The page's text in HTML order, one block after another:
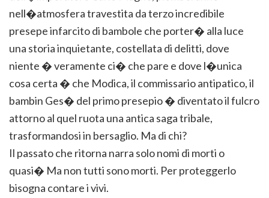
nell�atmosfera travestita da terzo incredibile
presepe infarcito di bambole che porter� alla luce
una storia inquietante, costellata di delitti, dove
niente � veramente ci� che pare e dove l�unica
cosa certa � che Modica, il commissario antipatico, il
bambin Ges� del primo presepio � diventato il fulcro
attorno al quel ruota una antica saga tribale,
trasformandosi in bersaglio. Ma di chi?
Il passato che ritorna narra solo nomi di morti o
quasi� Ma non tutti sono morti. Per proteggerlo
bisogna contare i vivi.